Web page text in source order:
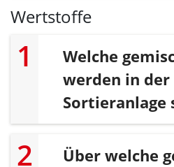
Wertstoffe
Welche
werden in
Sortieranlage
Über welche